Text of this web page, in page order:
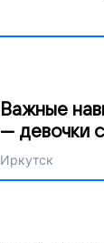
Важные
— девочки
Иркутск